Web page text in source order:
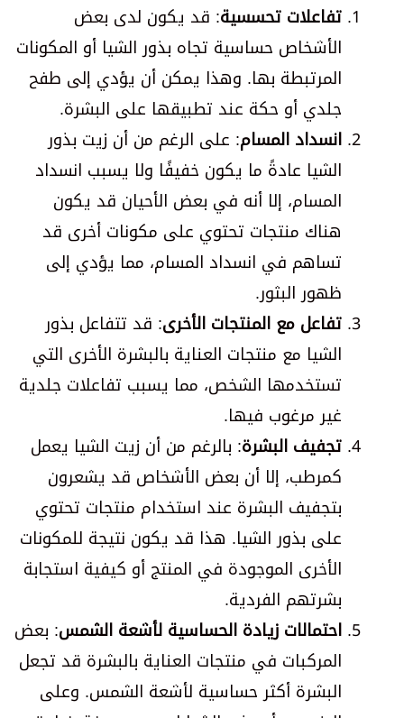
تفاعلات تحسسية: قد يكون لدى بعض
الأشخاص حساسية تجاه بذور الشيا أو المكونات
المرتبطة بها. وهذا يمكن أن يؤدي إلى طفح
جلدي أو حكة عند تطبيقها على البشرة.
انسداد المسام: على الرغم من أن زيت بذور
الشيا عادةً ما يكون خفيفًا ولا يسبب انسداد
المسام، إلا أنه في بعض الأحيان قد يكون
هناك منتجات تحتوي على مكونات أخرى قد
تساهم في انسداد المسام، مما يؤدي إلى
ظهور البثور.
تفاعل مع المنتجات الأخرى: قد تتفاعل بذور
الشيا مع منتجات العناية بالبشرة الأخرى التي
تستخدمها الشخص، مما يسبب تفاعلات جلدية
غير مرغوب فيها.
تجفيف البشرة: بالرغم من أن زيت الشيا يعمل
كمرطب، إلا أن بعض الأشخاص قد يشعرون
بتجفيف البشرة عند استخدام منتجات تحتوي
على بذور الشيا. هذا قد يكون نتيجة للمكونات
الأخرى الموجودة في المنتج أو كيفية استجابة
بشرتهم الفردية.
احتمالات زيادة الحساسية لأشعة الشمس: بعض
المركبات في منتجات العناية بالبشرة قد تجعل
البشرة أكثر حساسية لأشعة الشمس. وعلى